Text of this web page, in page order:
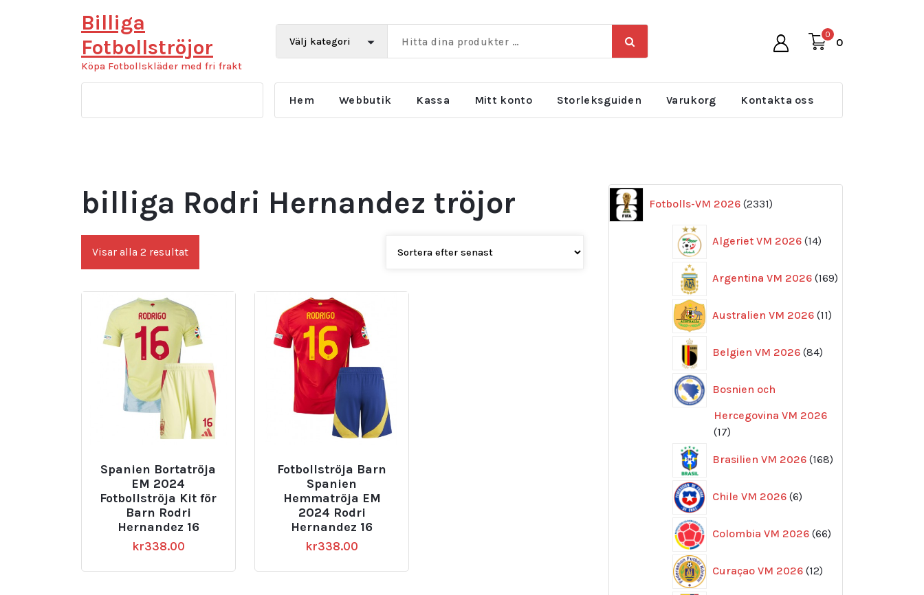
Billiga
Fotbollströjor
Köpa Fotbollskläder med fri frakt
0
0
Hem Webbutik Kassa Mitt konto Storleksguiden Varukorg Kontakta oss
billiga Rodri Hernandez tröjor
Visar alla 2 resultatSortera
efter
Spanien Bortatröja
EM 2024
Fotbollströja Kit för
Barn Rodri
Hernandez 16
kr338.00
Fotbollströja Barn
Spanien
Hemmatröja EM
2024 Rodri
Hernandez 16
kr338.00
Fotbolls-VM 2026 2331
produkter
Algeriet VM 2026 14
produkter
Argentina VM 2026 169
produkter
Australien VM 2026 11
produkter
Belgien VM 2026 84
produkter
Bosnien och
Hercegovina VM 2026
1717
Brasilien VM 2026 168
produkter
Chile VM 2026 6
produkter
Colombia VM 2026 66
produkter
Curaçao VM 2026 12
produkter